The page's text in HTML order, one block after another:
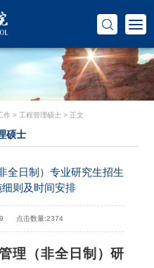
作> 工程管理硕士> 正文
硕士
全日制）专业研究生招生
则及时间安排
点击数量:2374
理（非全日制）研